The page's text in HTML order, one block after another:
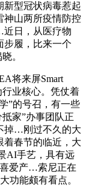
型冠状病毒惹起
神山两所疫情防控
日，从医疗物
步履，比来一个
。
将来屏Smart
行业核心。凭仗着
”的号召，有一些
家”办事团队正
掉…刚过不久的大
着春节的临近，大
AI手艺，具有远
爱产…索尼正在
功能颇有看点。